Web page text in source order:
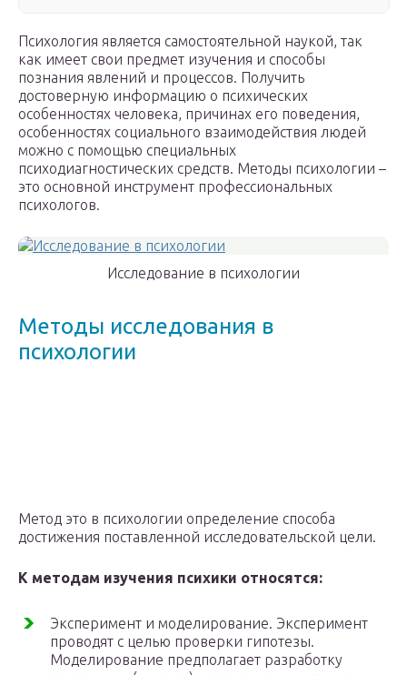
Психология является самостоятельной наукой, так
как имеет свои предмет изучения и способы
познания явлений и процессов. Получить
достоверную информацию о психических
особенностях человека, причинах его поведения,
особенностях социального взаимодействия людей
можно с помощью специальных
психодиагностических средств. Методы психологии –
это основной инструмент профессиональных
психологов.
Исследование в психологии
Методы исследования в
психологии
Метод это в психологии определение способа
достижения поставленной исследовательской цели.
К методам изучения психики относятся:
Эксперимент и моделирование. Эксперимент
проводят с целью проверки гипотезы.
Моделирование предполагает разработку